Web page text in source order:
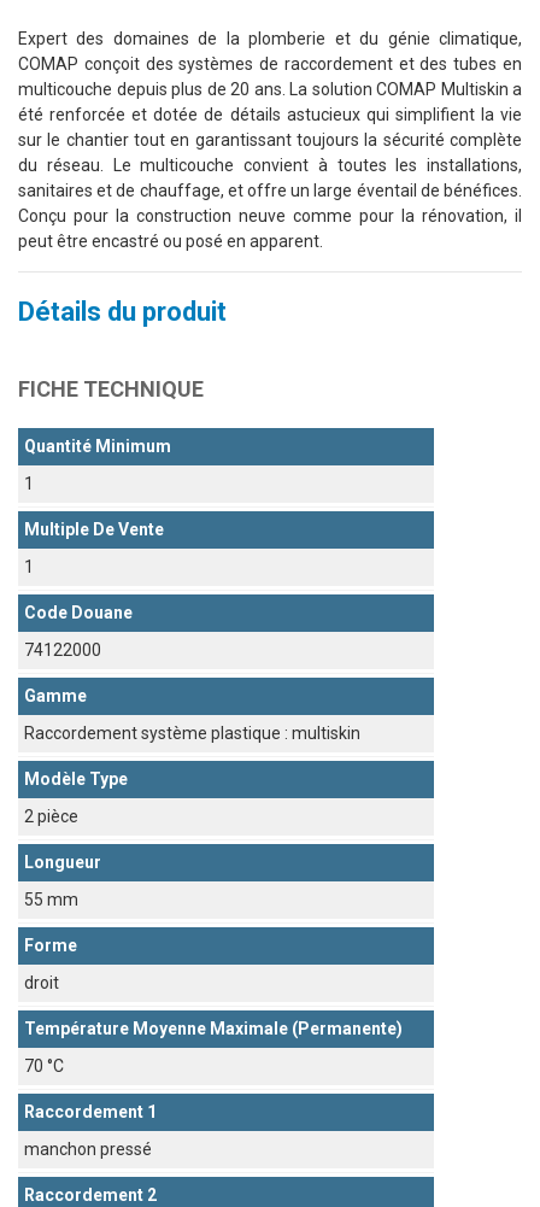
Expert des domaines de la plomberie et du génie climatique,
COMAP conçoit des systèmes de raccordement et des tubes en
multicouche depuis plus de 20 ans. La solution COMAP Multiskin a
été renforcée et dotée de détails astucieux qui simplifient la vie
sur le chantier tout en garantissant toujours la sécurité complète
du réseau. Le multicouche convient à toutes les installations,
sanitaires et de chauffage, et offre un large éventail de bénéfices.
Conçu pour la construction neuve comme pour la rénovation, il
peut être encastré ou posé en apparent.
Détails du produit
FICHE TECHNIQUE
Quantité Minimum
1
Multiple De Vente
1
Code Douane
74122000
Gamme
Raccordement système plastique : multiskin
Modèle Type
2 pièce
Longueur
55 mm
Forme
droit
Température Moyenne Maximale (permanente)
70 °C
Raccordement 1
manchon pressé
Raccordement 2